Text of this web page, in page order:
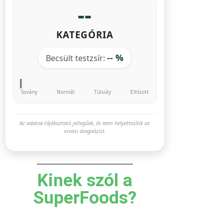
--
KATEGÓRIA
Becsült testzsír:-- %
Sovány Normál Túlsúly Elhízott
Az adatok tájékoztató jellegűek, és nem helyettesítik az
orvosi diagnózist.
Kinek szól a
SuperFoods?